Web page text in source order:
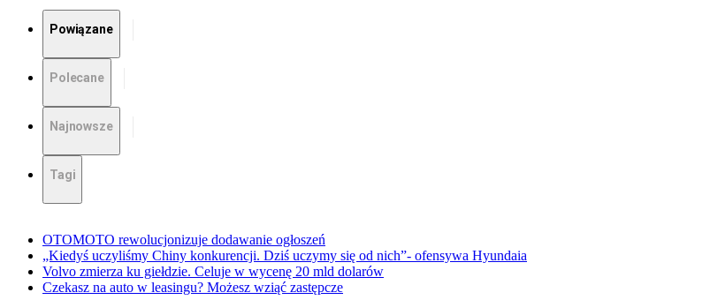
Powiązane
Polecane
Najnowsze
Tagi
OTOMOTO rewolucjonizuje dodawanie ogłoszeń
„Kiedyś uczyliśmy Chiny konkurencji. Dziś uczymy się od nich”- ofensywa Hyundaia
Volvo zmierza ku giełdzie. Celuje w wycenę 20 mld dolarów
Czekasz na auto w leasingu? Możesz wziąć zastępcze